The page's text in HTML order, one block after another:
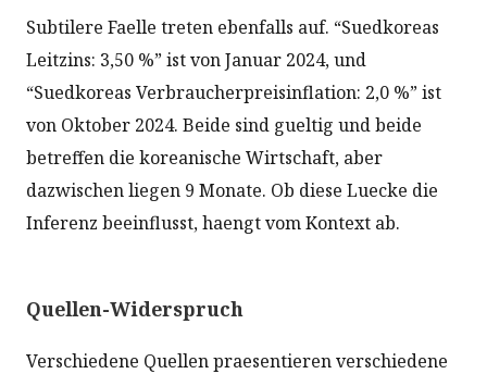
Subtilere Faelle treten ebenfalls auf. “Suedkoreas
Leitzins: 3,50 %” ist von Januar 2024, und
“Suedkoreas Verbraucherpreisinflation: 2,0 %” ist
von Oktober 2024. Beide sind gueltig und beide
betreffen die koreanische Wirtschaft, aber
dazwischen liegen 9 Monate. Ob diese Luecke die
Inferenz beeinflusst, haengt vom Kontext ab.
Quellen-Widerspruch
Verschiedene Quellen praesentieren verschiedene